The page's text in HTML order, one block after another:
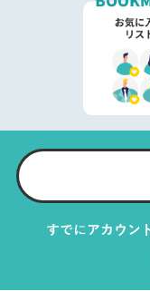
すでにアカウン